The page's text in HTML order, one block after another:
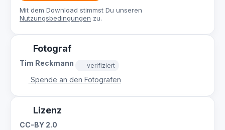
Mit dem Download stimmst Du unseren
Nutzungsbedingungen zu.
Fotograf
Tim Reckmann verifiziert
Spende an den Fotografen
Lizenz
CC-BY 2.0